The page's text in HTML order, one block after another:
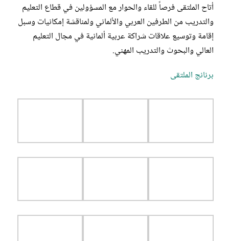
أتاح الملتقى فرصاً للقاء والحوار مع المسؤولين في قطاع التعليم
والتدريب من الطرفين العربي والألماني ولمناقشة إمكانيات وسبل
إقامة وتوسيع علاقات شراكة عربية ألمانية في مجال التعليم
العالي والبحوث والتدريب المهني.
برنانج الملتقى